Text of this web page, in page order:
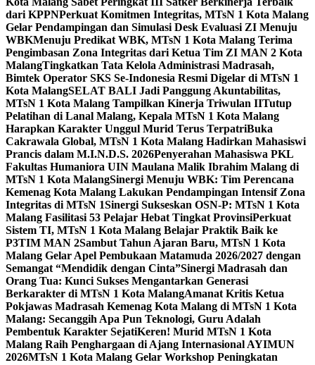
dari KPPNPerkuat Komitmen Integritas, MTsN 1 Kota Malang
Gelar Pendampingan dan Simulasi Desk Evaluasi ZI Menuju
WBKMenuju Predikat WBK, MTsN 1 Kota Malang Terima
Pengimbasan Zona Integritas dari Ketua Tim ZI MAN 2 Kota
MalangTingkatkan Tata Kelola Administrasi Madrasah,
Bimtek Operator SKS Se-Indonesia Resmi Digelar di MTsN 1
Kota MalangSELAT BALI Jadi Panggung Akuntabilitas,
MTsN 1 Kota Malang Tampilkan Kinerja Triwulan IITutup
Pelatihan di Lanal Malang, Kepala MTsN 1 Kota Malang
Harapkan Karakter Unggul Murid Terus TerpatriBuka
Cakrawala Global, MTsN 1 Kota Malang Hadirkan Mahasiswi
Prancis dalam M.I.N.D.S. 2026Penyerahan Mahasiswa PKL
Fakultas Humaniora UIN Maulana Malik Ibrahim Malang di
MTsN 1 Kota MalangSinergi Menuju WBK: Tim Perencana
Kemenag Kota Malang Lakukan Pendampingan Intensif Zona
Integritas di MTsN 1Sinergi Sukseskan OSN-P: MTsN 1 Kota
Malang Fasilitasi 53 Pelajar Hebat Tingkat ProvinsiPerkuat
Sistem TI, MTsN 1 Kota Malang Belajar Praktik Baik ke
P3TIM MAN 2Sambut Tahun Ajaran Baru, MTsN 1 Kota
Malang Gelar Apel Pembukaan Matamuda 2026/2027 dengan
Semangat “Mendidik dengan Cinta”Sinergi Madrasah dan
Orang Tua: Kunci Sukses Mengantarkan Generasi
Berkarakter di MTsN 1 Kota MalangAmanat Kritis Ketua
Pokjawas Madrasah Kemenag Kota Malang di MTsN 1 Kota
Malang: Secanggih Apa Pun Teknologi, Guru Adalah
Pembentuk Karakter SejatiKeren! Murid MTsN 1 Kota
Malang Raih Penghargaan di Ajang Internasional AYIMUN
2026MTsN 1 Kota Malang Gelar Workshop Peningkatan